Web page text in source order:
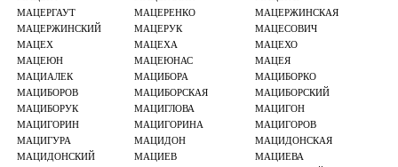
МАЦЕРГАУТ
МАЦЕРЕНКО
МАЦЕРЖИНСКАЯ
МАЦЕРЖИНСКИЙ
МАЦЕРУК
МАЦЕСОВИЧ
МАЦЕХ
МАЦЕХА
МАЦЕХО
МАЦЕЮН
МАЦЕЮНАС
МАЦЕЯ
МАЦИАЛЕК
МАЦИБОРА
МАЦИБОРКО
МАЦИБОРОВ
МАЦИБОРСКАЯ
МАЦИБОРСКИЙ
МАЦИБОРУК
МАЦИГЛОВА
МАЦИГОН
МАЦИГОРИН
МАЦИГОРИНА
МАЦИГОРОВ
МАЦИГУРА
МАЦИДОН
МАЦИДОНСКАЯ
МАЦИДОНСКИЙ
МАЦИЕВ
МАЦИЕВА